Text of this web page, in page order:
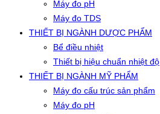
Máy đo pH
Máy đo TDS
THIẾT BỊ NGÀNH DƯỢC PHẨM
Bể điều nhiệt
Thiết bị hiệu chuẩn nhiệt độ
THIẾT BỊ NGÀNH MỸ PHẨM
Máy đo cấu trúc sản phẩm
Máy đo pH